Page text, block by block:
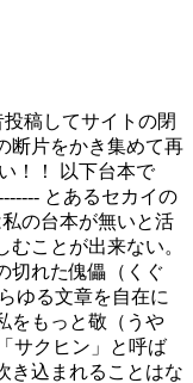
稿してサイトの閉
断片をかき集めて再
！！ 以下台本で
とあるセカイの
の台本が無いと活
ことが出来ない。
切れた傀儡（くぐ
ゆる文章を自在に
をもっと敬（うや
サクヒン」と呼ば
き込まれることはな